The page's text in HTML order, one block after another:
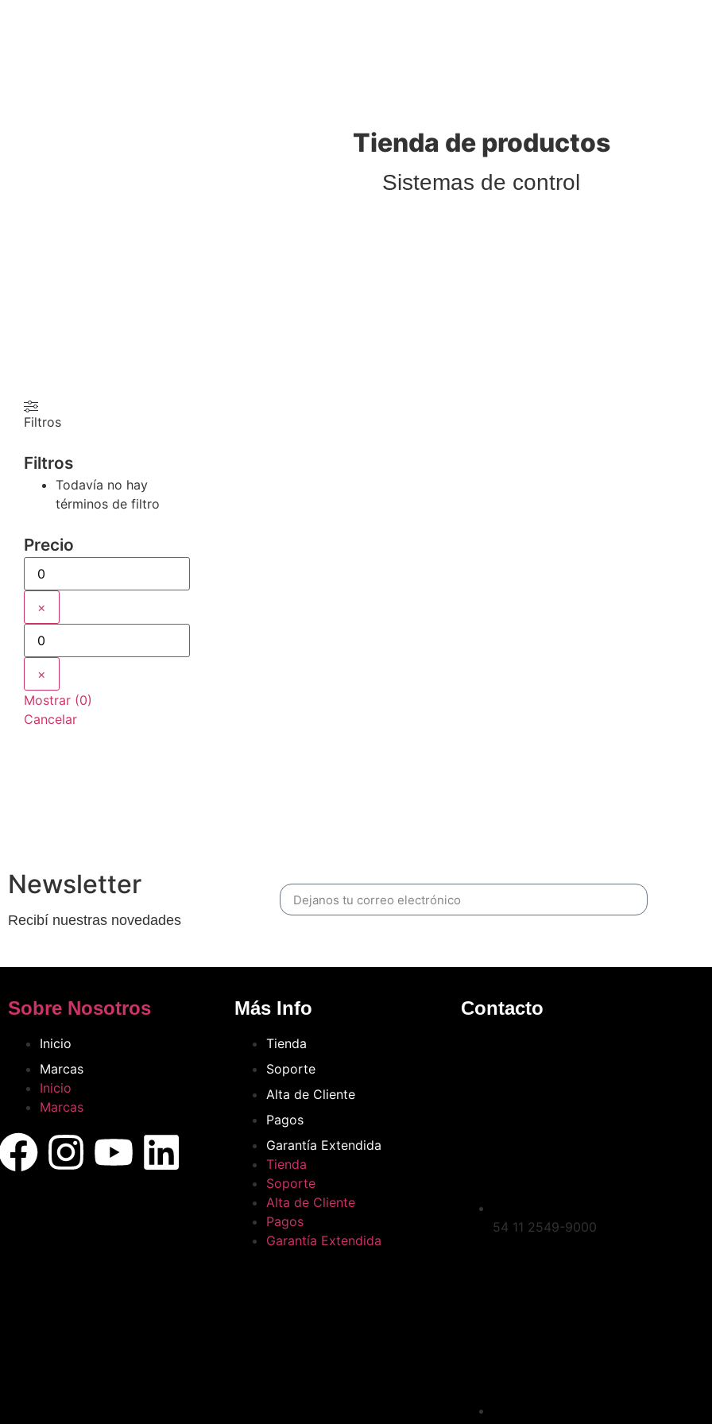
Tienda de productos
Sistemas de control
Filtros
Filtros
Todavía no hay
términos de filtro
Precio
×
×
Mostrar (0)
Cancelar
Newsletter
Recibí nuestras novedades
Sobre Nosotros
Inicio
Marcas
Inicio
Marcas
Más Info
Tienda
Soporte
Alta de Cliente
Pagos
Garantía Extendida
Tienda
Soporte
Alta de Cliente
Pagos
Garantía Extendida
Contacto
54 11 2549-9000